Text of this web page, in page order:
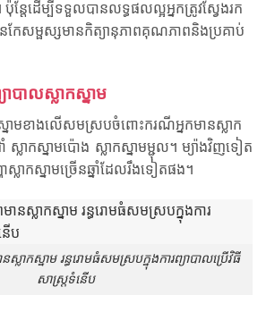
តែដើម្បីទទួលបានលទ្ធផលល្អអ្នកត្រូវស្វែងរក
ែសម្ផស្សមានកិត្យានុភាពគុណភាពនិងប្រគាប់
បាលស្លាកស្នាម
ស្នាមខាងលើសមស្របចំពោះករណីអ្នកមានស្លាក
ស្លាកស្នាមប៉ោង ស្លាកស្នាមម្ជុល។ ម្យ៉ាងវិញទៀត
លាកស្នាមច្រើនឆ្នាំដែលរឹងទៀតផង។
លាកស្នាម រន្ធរោមធំសមស្របក្នុងការព្យាបាលប្រើវិធី
សាស្រ្តទំនើប